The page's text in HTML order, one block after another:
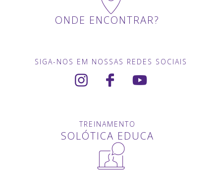
ONDE ENCONTRAR?
SIGA-NOS EM NOSSAS REDES SOCIAIS
TREINAMENTO
SOLÓTICA EDUCA